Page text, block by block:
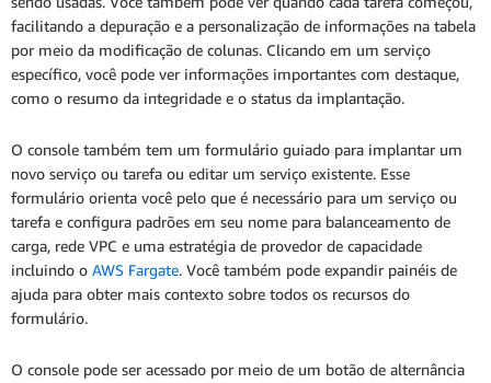
facilitando a depuração e a personalização de informações na tabela
por meio da modificação de colunas. Clicando em um serviço
específico, você pode ver informações importantes com destaque,
como o resumo da integridade e o status da implantação.
O console também tem um formulário guiado para implantar um
novo serviço ou tarefa ou editar um serviço existente. Esse
formulário orienta você pelo que é necessário para um serviço ou
tarefa e configura padrões em seu nome para balanceamento de
carga, rede VPC e uma estratégia de provedor de capacidade
incluindo o AWS Fargate. Você também pode expandir painéis de
ajuda para obter mais contexto sobre todos os recursos do
formulário.
O console pode ser acessado por meio de um botão de alternância